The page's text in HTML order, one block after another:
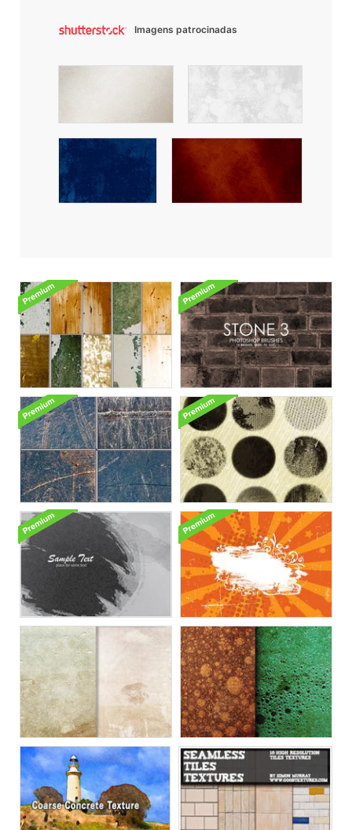
Imagens patrocinadas